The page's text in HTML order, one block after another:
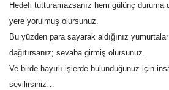
Hedefi tutturamazsanız hem gülünç duruma
yere yorulmuş olursunuz.
Bu yüzden para sayarak aldığınız
dağıtırsanız; sevaba girmiş olursunuz.
Ve birde hayırlı işlerde bulunduğunuz için
sevilirsiniz…